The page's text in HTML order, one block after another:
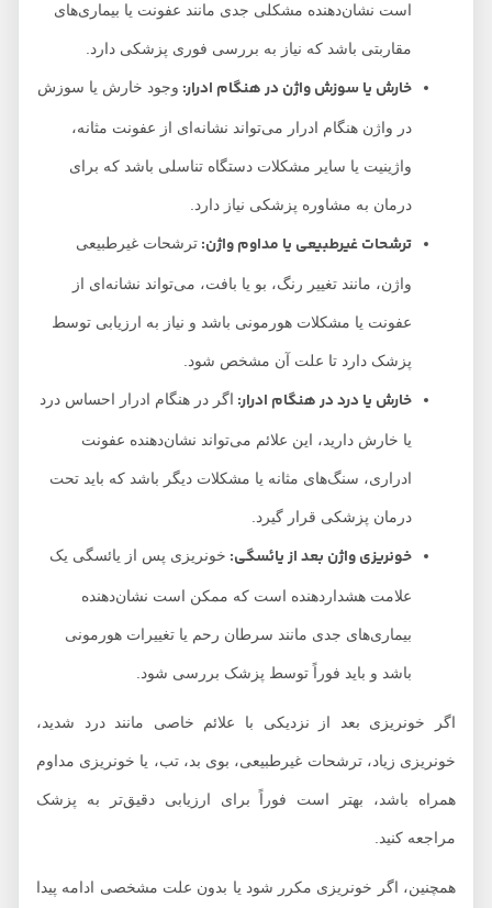
است نشان‌دهنده مشکلی جدی مانند عفونت یا بیماری‌های
مقاربتی باشد که نیاز به بررسی فوری پزشکی دارد.
خارش یا سوزش واژن در هنگام ادرار: وجود خارش یا سوزش
در واژن هنگام ادرار می‌تواند نشانه‌ای از عفونت مثانه،
واژینیت یا سایر مشکلات دستگاه تناسلی باشد که برای
درمان به مشاوره پزشکی نیاز دارد.
ترشحات غیرطبیعی یا مداوم واژن:ترشحات غیرطبیعی
واژن، مانند تغییر رنگ، بو یا بافت، می‌تواند نشانه‌ای از
عفونت یا مشکلات هورمونی باشد و نیاز به ارزیابی توسط
پزشک دارد تا علت آن مشخص شود.
خارش یا درد در هنگام ادرار: اگر در هنگام ادرار احساس درد
یا خارش دارید، این علائم می‌تواند نشان‌دهنده عفونت
ادراری، سنگ‌های مثانه یا مشکلات دیگر باشد که باید تحت
درمان پزشکی قرار گیرد.
خونریزی واژن بعد از یائسگی:خونریزی پس از یائسگی یک
علامت هشداردهنده است که ممکن است نشان‌دهنده
بیماری‌های جدی مانند سرطان رحم یا تغییرات هورمونی
باشد و باید فوراً توسط پزشک بررسی شود.
اگر خونریزی بعد از نزدیکی با علائم خاصی مانند درد شدید،
خونریزی زیاد، ترشحات غیرطبیعی، بوی بد، تب، یا خونریزی مداوم
همراه باشد، بهتر است فوراً برای ارزیابی دقیق‌تر به پزشک
مراجعه کنید.
همچنین، اگر خونریزی مکرر شود یا بدون علت مشخصی ادامه پیدا